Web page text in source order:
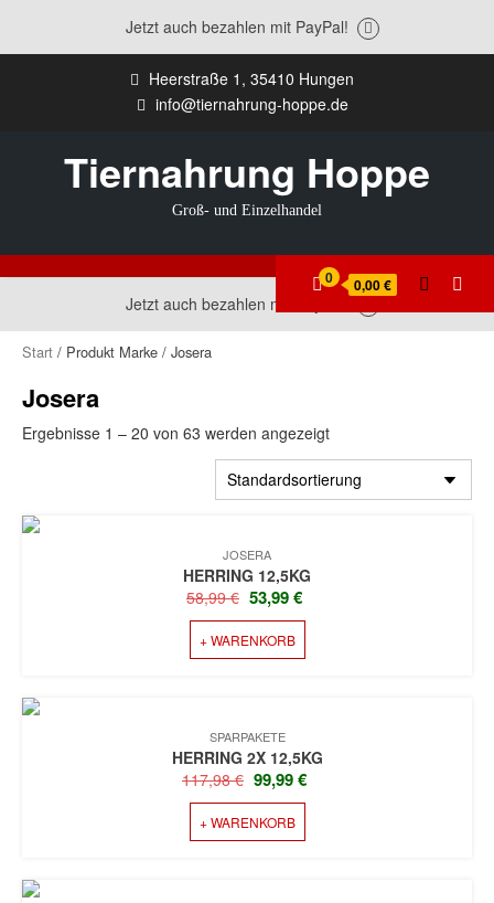
Jetzt auch bezahlen mit PayPal!
Heerstraße 1, 35410 Hungen
info@tiernahrung-hoppe.de
Tiernahrung Hoppe
Groß- und Einzelhandel
0 0,00 €
Jetzt auch bezahlen mit PayPal!
Start / Produkt Marke / Josera
Josera
Ergebnisse 1 – 20 von 63 werden angezeigt
JOSERA
HERRING 12,5KG
58,99€ URSPRÜNGLICHER
PREIS
WAR:
58,99 €
53,99€
+ WARENKORB
SPARPAKETE
HERRING 2X 12,5KG
117,98€ URSPRÜNGLICHER
PREIS
WAR:
117,98 €
99,99€
+ WARENKORB